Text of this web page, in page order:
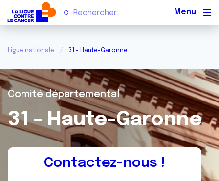
Ligue nationale 31 - Haute-Garonne
Comité départemental
31 - Haute-Garonne
Contactez-nous !